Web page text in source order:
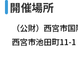
開催場所
（公財）西宮市
西宮市池田町11-1